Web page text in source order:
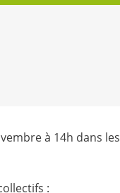
à 14h dans les
: